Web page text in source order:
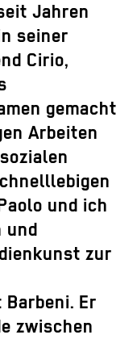
Jahren
seiner
Cirio,
gemacht
Arbeiten
und ich
und
zur
Er
zwischen